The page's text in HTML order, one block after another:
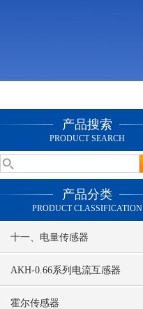
产品搜索
PRODUCT SEARCH
产品分类
PRODUCT CLASSIFICATION
十一、电量传感器
AKH-0.66系列电流互感器
霍尔传感器